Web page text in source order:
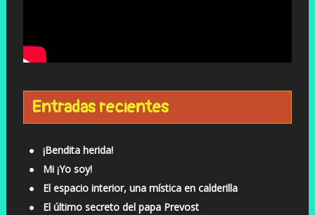
Entradas recientes
¡Bendita herida!
Mi ¡Yo soy!
El espacio interior, una mística en calderilla
El último secreto del papa Prevost